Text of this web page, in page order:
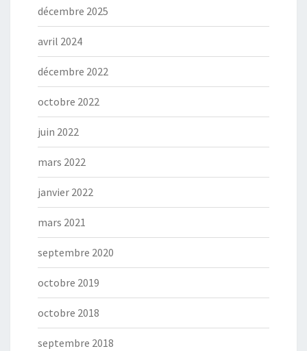
décembre 2025
avril 2024
décembre 2022
octobre 2022
juin 2022
mars 2022
janvier 2022
mars 2021
septembre 2020
octobre 2019
octobre 2018
septembre 2018